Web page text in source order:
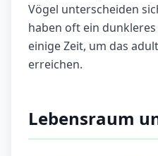
Vögel unterscheiden
haben oft ein
einige Zeit, um das
erreichen.
Lebensraum